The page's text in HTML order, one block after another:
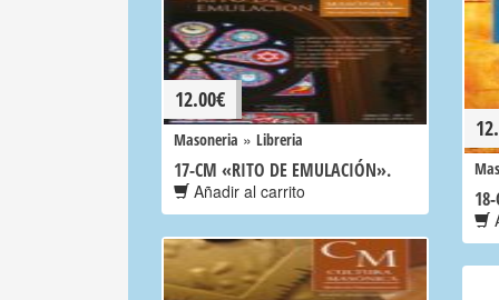
12.00€
Masoneria » Libreria
17-CM «RITO DE EMULACIÓN».
Añadir al carrito